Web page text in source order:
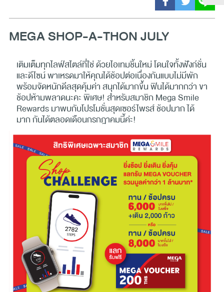
@Megabangna
MEGA SHOP-A-THON JULY
เติมเต็มทุกไลฟ์สไตล์ที่ใช่ ด้วยไอเทมชิ้นใหม่ โดนใจทั้งฟังก์ชั่น
และดีไซน์ พาเหรดมาให้คุณได้ช้อปต่อเนื่องกันแบบไม่มีพัก
พร้อมจัดหนักดีลสุดคุ้มค่า สนุกได้มากขึ้น ฟินได้มากกว่า ขา
ช้อปห้ามพลาดนะคะ พิเศษ! สำหรับสมาชิก Mega Smile
Rewards มาพบกับโปรโมชั่นสุดเซอร์ไพรส์ ช้อปมาก ได้
มาก กันได้ตลอดเดือนกรกฎาคมนี้ค่ะ!